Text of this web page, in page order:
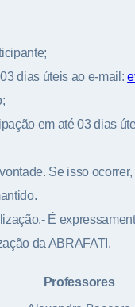
dias úteis ao e-mail:
em até 03 dias
Se isso
É
da ABRAFATI.
Professores